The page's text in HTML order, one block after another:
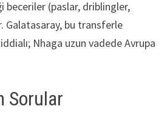
beceriler (paslar, driblingler,
Galatasaray, bu transferle
Nhaga uzun vadede Avrupa
Sorular